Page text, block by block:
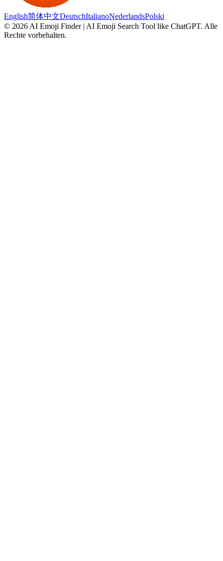
English简体中文DeutschItalianoNederlandsPolski
© 2026 AI Emoji Finder | AI Emoji Search Tool like ChatGPT. Alle
Rechte vorbehalten.